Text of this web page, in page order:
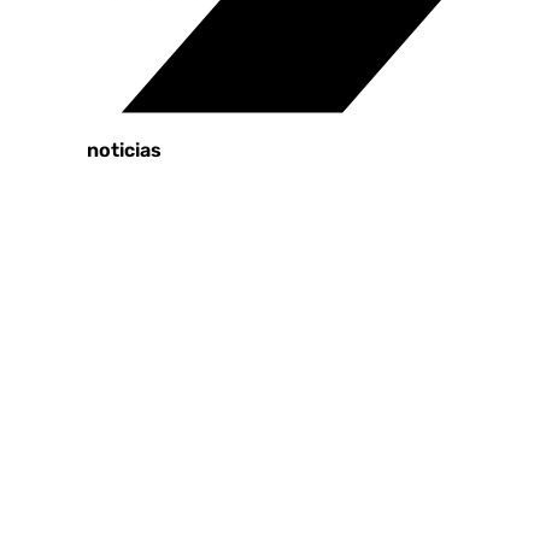
Últimas noticias